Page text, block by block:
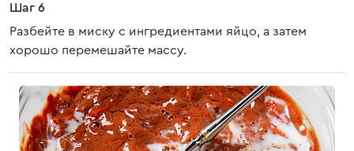
Шаг 6
Разбейте в миску с ингредиентами яйцо, а затем
хорошо перемешайте массу.